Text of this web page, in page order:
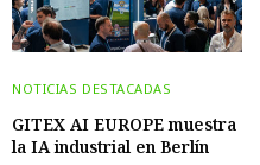
NOTICIAS DESTACADAS
GITEX AI EUROPE muestra
la IA industrial en Berlín